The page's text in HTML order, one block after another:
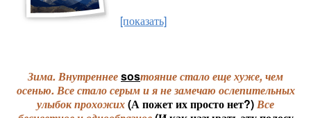
[показать]
Зима. Внутреннееsosтояние стало еще хуже, чем
осенью. Все стало серым и я не замечаю ослепительных
улыбок прохожих(А пожет их просто нет?)Все